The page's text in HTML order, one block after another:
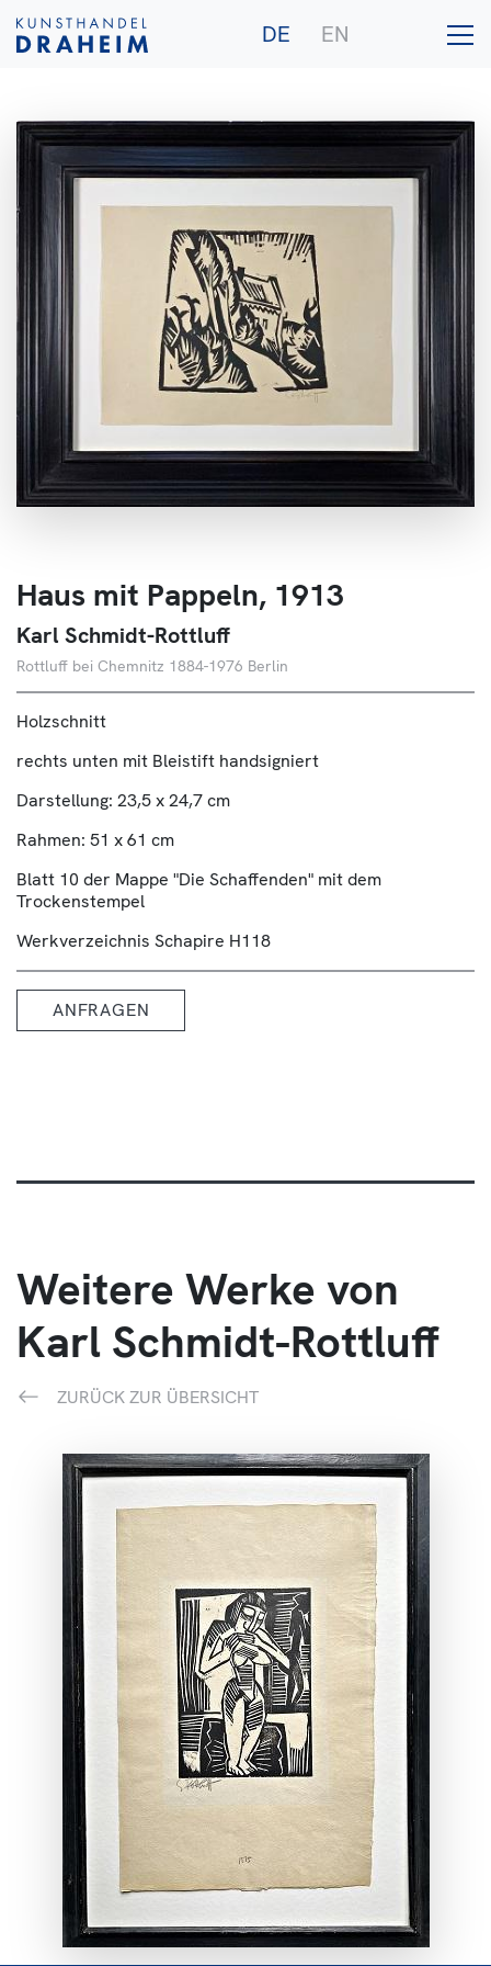
DE EN
Galerie
Künstler
Ankauf
Publikationen
Haus mit Pappeln, 1913
Karl Schmidt-Rottluff
Rottluff bei Chemnitz 1884-1976 Berlin
Holzschnitt
rechts unten mit Bleistift handsigniert
Darstellung: 23,5 x 24,7 cm
Rahmen: 51 x 61 cm
Blatt 10 der Mappe "Die Schaffenden" mit dem
Trockenstempel
Werkverzeichnis Schapire H118
ANFRAGEN
Weitere Werke von
Karl Schmidt-Rottluff
ZURÜCK ZUR ÜBERSICHT
ANSEHEN